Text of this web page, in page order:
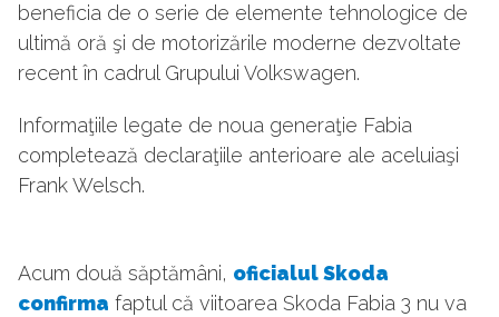
beneficia de o serie de elemente tehnologice de
ultimă oră şi de motorizările moderne dezvoltate
recent în cadrul Grupului Volkswagen.
Informaţiile legate de noua generaţie Fabia
completează declaraţiile anterioare ale aceluiaşi
Frank Welsch.
Acum două săptămâni, oficialul Skoda
confirma faptul că viitoarea Skoda Fabia 3 nu va